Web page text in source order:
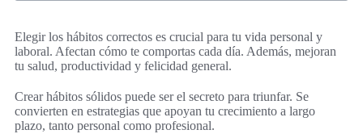
Elegir los hábitos correctos es crucial para tu vida personal y
laboral. Afectan cómo te comportas cada día. Además, mejoran
tu salud, productividad y felicidad general.
Crear hábitos sólidos puede ser el secreto para triunfar. Se
convierten en estrategias que apoyan tu crecimiento a largo
plazo, tanto personal como profesional.